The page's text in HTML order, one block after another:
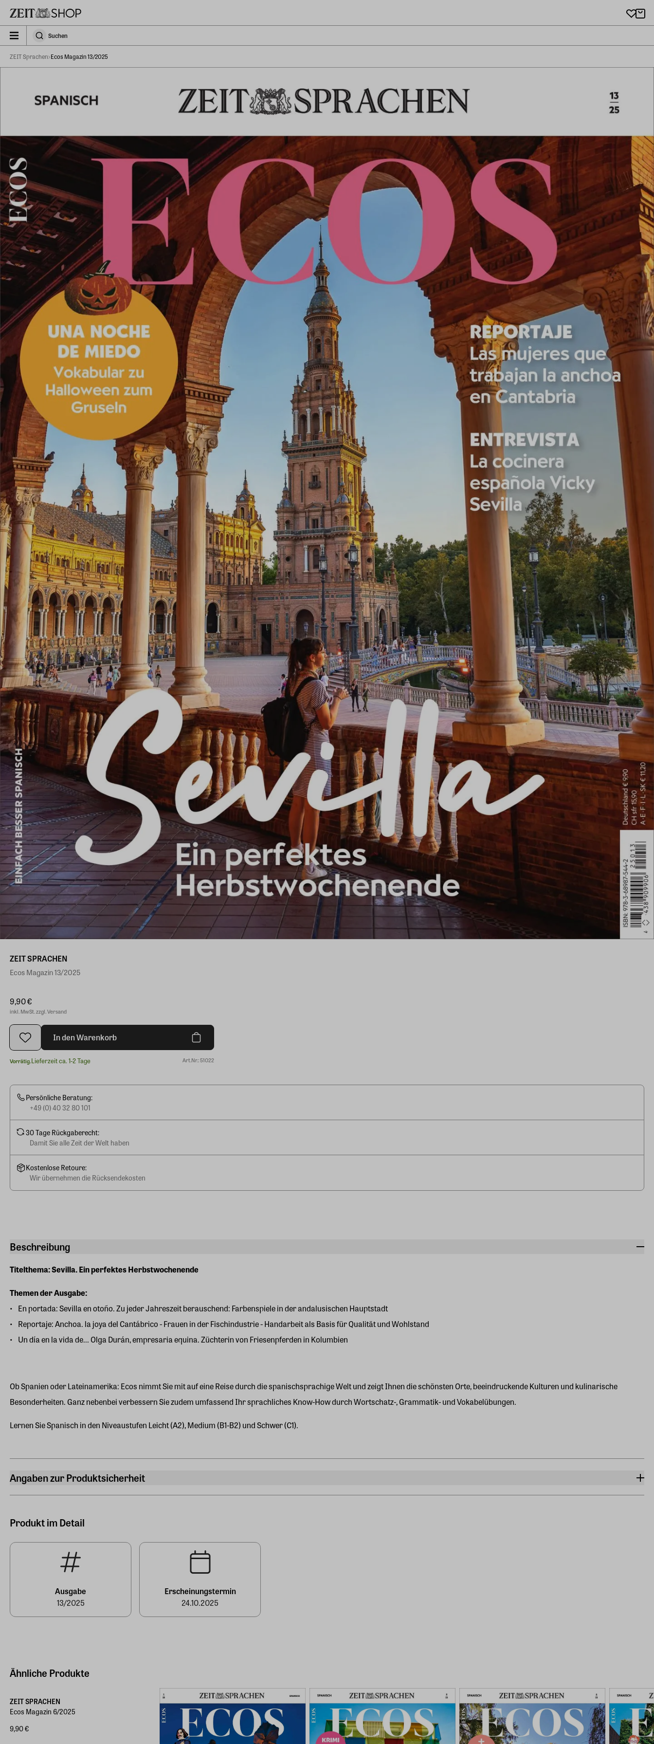
zeit_storefront.components.search.collapsed
SuchenSuchen
ZEIT Sprachen Ecos Magazin 13/2025
Beschreibung
Titelthema: Sevilla. Ein perfektes Herbstwochenende
Themen der Ausgabe:
En portada: Sevilla en otoño. Zu jeder Jahreszeit berauschend: Farbenspiele in der andalusischen Hauptstadt
Reportaje: Anchoa. la joya del Cantábrico - Frauen in der Fischindustrie - Handarbeit als Basis für Qualität und Wohlstand
Un día en la vida de... Olga Durán, empresaria equina. Züchterin von Friesenpferden in Kolumbien
Ob Spanien oder Lateinamerika: Ecos nimmt Sie mit auf eine Reise durch die spanischsprachige Welt und zeigt Ihnen die schönsten Orte, beeindruckende Kulturen und kulinarische
Besonderheiten. Ganz nebenbei verbessern Sie zudem umfassend Ihr sprachliches Know-How durch Wortschatz-, Grammatik- und Vokabelübungen.
Lernen Sie Spanisch in den Niveaustufen Leicht (A2), Medium (B1-B2) und Schwer (C1).
Angaben zur Produktsicherheit
Deutschland (EU)
E-Mail-Adresse
Produkt im Detail
Ausgabe
13/2025
Erscheinungstermin
24.10.2025
ZEIT SPRACHEN
Ecos Magazin 13/2025
9,90 €
inkl. MwSt. zzgl. Versand
In den Warenkorb
Vorrätig.Lieferzeit ca. 1-2 Tage Art.Nr.: 51022
Persönliche Beratung:
+49 (0) 40 32 80 101
30 Tage Rückgaberecht:
Damit Sie alle Zeit der Welt haben
Kostenlose Retoure:
Wir übernehmen die Rücksendekosten
Ähnliche Produkte
ZEIT SPRACHEN
Ecos Magazin 6/2025
9,90 €